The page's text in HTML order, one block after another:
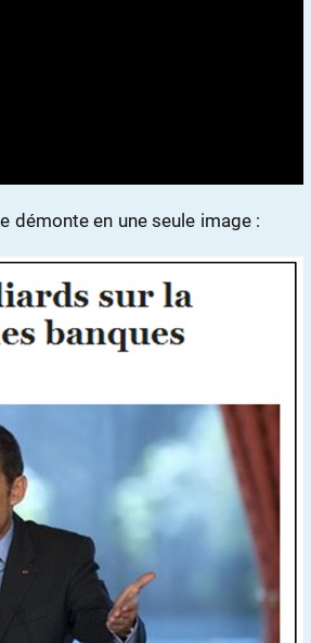
démonte en une seule image :